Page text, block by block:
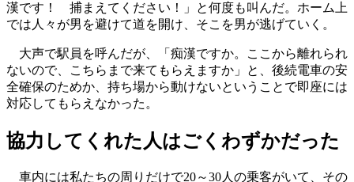
漢です！ 捕まえてください！」と何度も叫んだ。ホーム上
では人々が男を避けて道を開け、そこを男が逃げていく。
大声で駅員を呼んだが、「痴漢ですか。ここから離れられ
ないので、こちらまで来てもらえますか」と、後続電車の安
全確保のためか、持ち場から動けないということで即座には
対応してもらえなかった。
協力してくれた人はごくわずかだった
車内には私たちの周りだけで20～30人の乗客がいて、その